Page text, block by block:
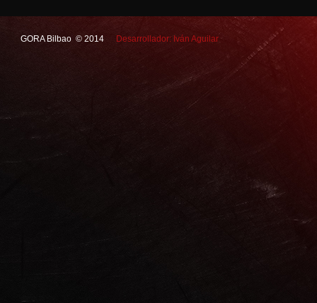
GORA Bilbao © 2014 Desarrollador: Iván Aguilar